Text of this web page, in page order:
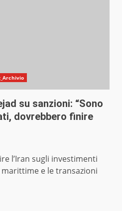
su sanzioni: “Sono
dovrebbero finire
l’Iran sugli investimenti
e le transazioni